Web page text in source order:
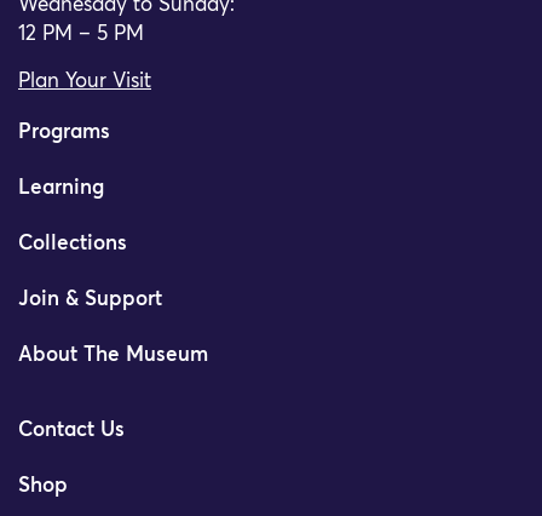
Wednesday to Sunday:
12 PM – 5 PM
Plan Your Visit
Programs
Learning
Collections
Join & Support
About The Museum
Contact Us
Shop